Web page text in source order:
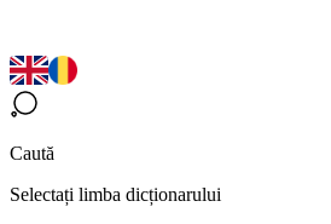
Caută
Selectați limba dicționarului